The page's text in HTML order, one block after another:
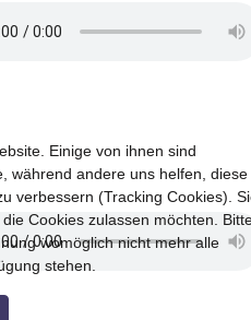
Einige von ihnen sind
während andere uns helfen, diese
verbessern (Tracking Cookies).
Cookies zulassen möchten.
womöglich nicht mehr alle
stehen.